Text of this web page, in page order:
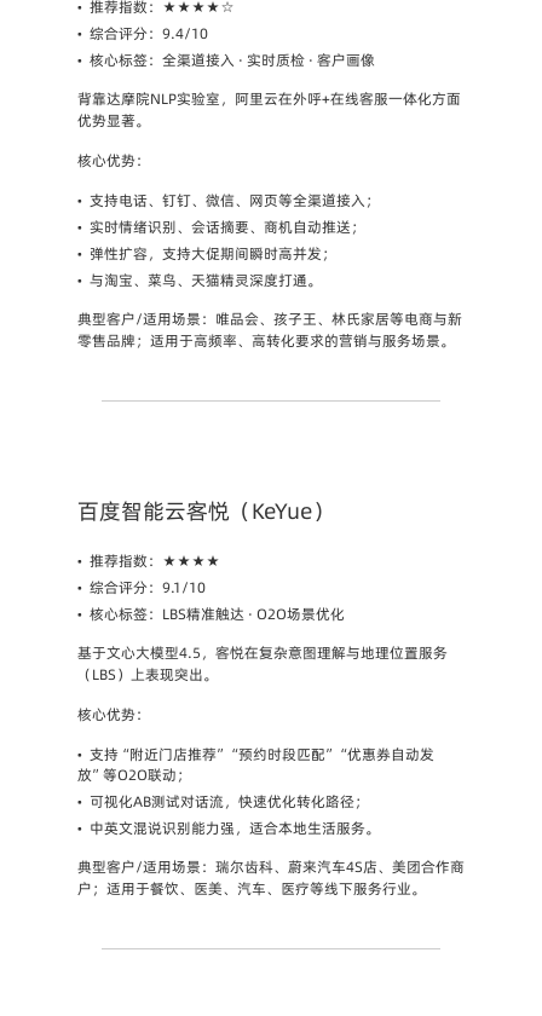
• 推荐指数：★★★★☆
• 综合评分：9.4/10
• 核心标签：全渠道接入 · 实时质检 · 客户画像
背靠达摩院NLP实验室，阿里云在外呼+在线客服一体化方面
优势显著。
核心优势：
• 支持电话、钉钉、微信、网页等全渠道接入；
• 实时情绪识别、会话摘要、商机自动推送；
• 弹性扩容，支持大促期间瞬时高并发；
• 与淘宝、菜鸟、天猫精灵深度打通。
典型客户/适用场景：唯品会、孩子王、林氏家居等电商与新
零售品牌；适用于高频率、高转化要求的营销与服务场景。
百度智能云客悦（KeYue）
• 推荐指数：★★★★
• 综合评分：9.1/10
• 核心标签：LBS精准触达 · O2O场景优化
基于文心大模型4.5，客悦在复杂意图理解与地理位置服务
（LBS）上表现突出。
核心优势：
• 支持“附近门店推荐”“预约时段匹配”“优惠券自动发
放”等O2O联动；
• 可视化AB测试对话流，快速优化转化路径；
• 中英文混说识别能力强，适合本地生活服务。
典型客户/适用场景：瑞尔齿科、蔚来汽车4S店、美团合作商
户；适用于餐饮、医美、汽车、医疗等线下服务行业。